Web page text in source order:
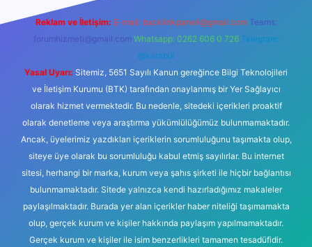
Reklam ve İletişim: E-mail: backlinkpaneli@gmail.com Teams:
forumhizmeti@gmail.com Whatsapp: 0262 606 0 726 Telegram:
@karabul
Yasal Uyarı: Sitemiz, 5651 Sayılı Kanun gereğince Bilgi Teknolojileri
ve İletişim Kurumu (BTK) tarafından onaylanmış bir Yer Sağlayıcı
olarak hizmet vermektedir. Bu nedenle, sitedeki içerikleri proaktif
olarak denetleme veya araştırma yükümlülüğümüz bulunmamaktadır.
Ancak, üyelerimiz yazdıkları içeriklerin sorumluluğunu taşımakta olup,
siteye üye olarak bu sorumluluğu kabul etmiş sayılırlar. Bu internet
sitesi, herhangi bir marka, kurum veya şahıs şirketi ile hiçbir bağlantısı
bulunmamaktadır. Sitede yalnızca kendi hazırladığımız makaleler
paylaşılmaktadır. Burada yer alan içerikler haber niteliği taşımamakta
olup, gerçek kurum ve kişiler hakkında paylaşım yapılmamaktadır.
Gerçek kurum ve kişiler ile isim benzerlikleri tamamen tesadüfidir.